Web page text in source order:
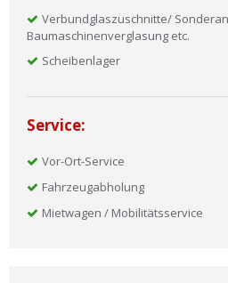
Verbundglaszuschnitte/
Baumaschinenverglasung etc.
Scheibenlager
Service:
Vor-Ort-Service
Fahrzeugabholung
Mietwagen / Mobilitätsservice